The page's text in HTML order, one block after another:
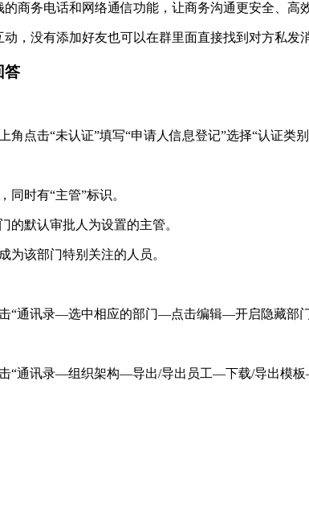
商务电话和网络通信功能，让商务沟通更安全、高效
，没有添加好友也可以在群里面直接找到对方私发
答
角点击“未认证”填写“申请人信息登记”选择“认证类
时有“主管”标识。
默认审批人为设置的主管。
该部门特别关注的人员。
“通讯录—选中相应的部门—点击编辑—开启隐藏部
“通讯录—组织架构—导出/导出员工—下载/导出模